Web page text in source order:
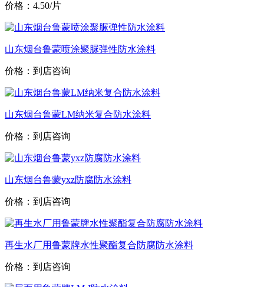
价格：4.50/片
山东烟台鲁蒙喷涂聚脲弹性防水涂料
价格：到店咨询
山东烟台鲁蒙LM纳米复合防水涂料
价格：到店咨询
山东烟台鲁蒙yxz防腐防水涂料
价格：到店咨询
再生水厂用鲁蒙牌水性聚酯复合防腐防水涂料
价格：到店咨询